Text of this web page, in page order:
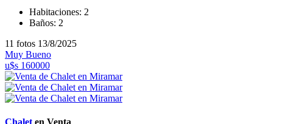
Habitaciones: 2
Baños: 2
11 fotos 13/8/2025
Muy Bueno
u$s 160000